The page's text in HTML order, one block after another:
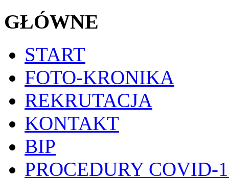
GŁÓWNE
START
FOTO-KRONIKA
REKRUTACJA
KONTAKT
BIP
PROCEDURY COVID-